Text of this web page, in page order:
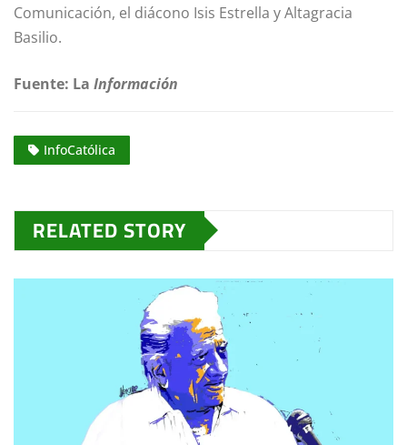
Comunicación, el diácono Isis Estrella y Altagracia
Basilio.
Fuente: La Información
InfoCatólica
RELATED STORY